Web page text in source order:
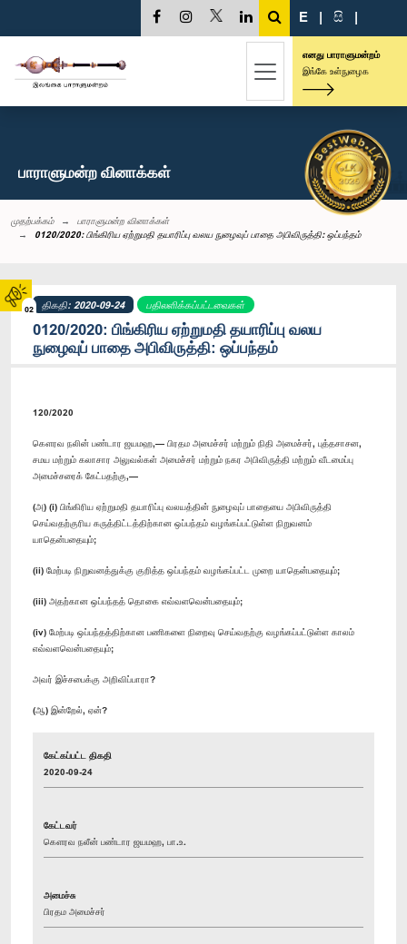
02
E | සි |
எனது பாராளுமன்றம்
இங்கே உள்நுழைக
பாராளுமன்ற வினாக்கள்
முதற்பக்கம்
பாராளுமன்ற வினாக்கள்
0120/2020: பிங்கிரிய ஏற்றுமதி தயாரிப்பு வலய நுழைவுப் பாதை அபிவிருத்தி: ஒப்பந்தம்
திகதி: 2020-09-24 பதிலளிக்கப்பட்டவைகள்
0120/2020: பிங்கிரிய ஏற்றுமதி தயாரிப்பு வலய
நுழைவுப் பாதை அபிவிருத்தி: ஒப்பந்தம்
120/2020
கௌரவ நலின் பண்டார ஜயமஹ,— பிரதம அமைச்சர் மற்றும் நிதி அமைச்சர், புத்தசாசன,
சமய மற்றும் கலாசார அலுவல்கள் அமைச்சர் மற்றும் நகர அபிவிருத்தி மற்றும் வீடமைப்பு
அமைச்சரைக் கேட்பதற்கு,—
(அ) (i) பிங்கிரிய ஏற்றுமதி தயாரிப்பு வலயத்தின் நுழைவுப் பாதையை அபிவிருத்தி
செய்வதற்குரிய கருத்திட்டத்திற்கான ஒப்பந்தம் வழங்கப்பட்டுள்ள நிறுவனம்
யாதென்பதையும்;
(ii) மேற்படி நிறுவனத்துக்கு குறித்த ஒப்பந்தம் வழங்கப்பட்ட முறை யாதென்பதையும்;
(iii) அதற்கான ஒப்பந்தத் தொகை எவ்வளவென்பதையும்;
(iv) மேற்படி ஒப்பந்தத்திற்கான பணிகளை நிறைவு செய்வதற்கு வழங்கப்பட்டுள்ள காலம்
எவ்வளவென்பதையும்;
அவர் இச்சபைக்கு அறிவிப்பாரா?
(ஆ) இன்றேல், ஏன்?
கேட்கப்பட்ட திகதி
2020-09-24
கேட்டவர்
கௌரவ நலீன் பண்டார ஜயமஹ, பா.உ.
அமைச்சு
பிரதம அமைச்சர்